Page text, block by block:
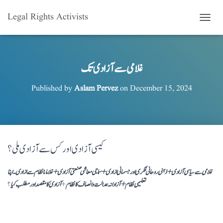
Legal Rights Activists
O
N
غلامی سے آزادی تک
Published byAslam PervezonDecember 15, 2024
کیسی آزادی اور کس سے آزادی ملی؟
غلامی سے سیاسی آزادی+ ذہنی روحانی فکری اور جسمانی ازادی+سماجی معاشی صنعتی آزادی+ غلامانا نظام سے ازادی۔ اپنا
تعلیمی نظام+ آزادانہ عدالت و انصاف کا نظام+آزادی کا مقصد اور مطلب کیا؟